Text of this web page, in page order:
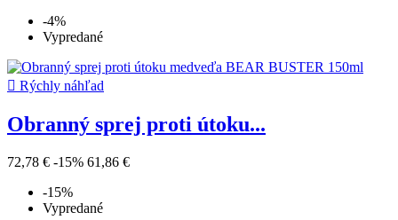
-4%
Vypredané
 Rýchly náhľad
Obranný sprej proti útoku...
72,78 € -15% 61,86 €
-15%
Vypredané